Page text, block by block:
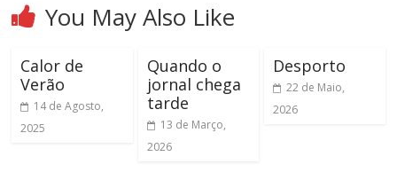
You May Also Like
Calor de
Verão
14 de Agosto,
2025
Quando o
jornal chega
tarde
13 de Março,
2026
Desporto
22 de Maio,
2026